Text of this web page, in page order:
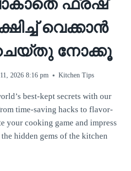
ഫ്രഷ്
വെക്കാൻ
നോക്കൂ
2026 8:16 pm Kitchen Tips
best-kept secrets with our
time-saving hacks to flavor-
your cooking game and impress
hidden gems of the kitchen